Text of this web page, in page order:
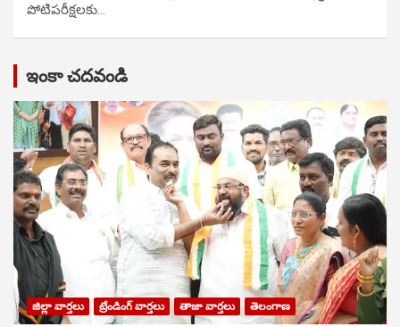
పోటిప‌రీక్ష‌ల‌కు…
ఇంకా చదవండి
జిల్లా వార్తలు ట్రేండింగ్ వార్తలు తాజా వార్తలు తెలంగాణ